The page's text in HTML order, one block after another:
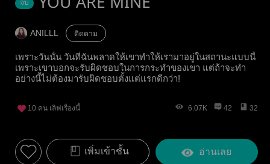
จบ
ANILLL ติดตาม
เพราะวันนั้น วันที่ฉันพลาดให้เขาทำให้เรามาอยู่ในสถานะแบบนี้
เพราะเขาบอกจะรับผิดชอบในการกระทำของเขา แต่ถ้าจะทำ
อย่างนี้ไม่ต้องมารับผิดชอบตั้งแต่แรกดีกว่า!
10 คน เลิฟเรื่องนี้ 6.07K 42 32
เพิ่มเข้าชั้น อ่านเลย